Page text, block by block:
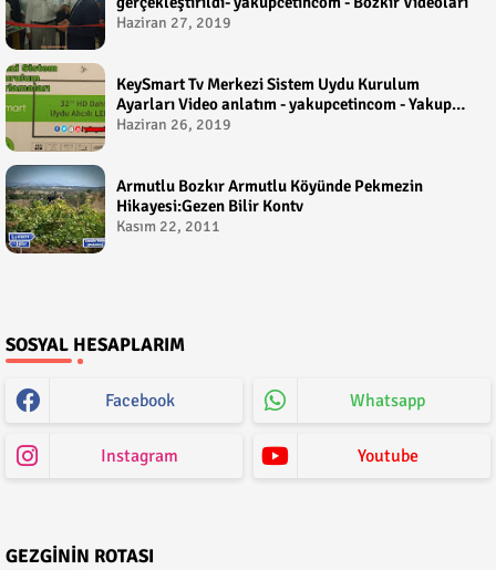
Haziran 27, 2019
KeySmart Tv Merkezi Sistem Uydu Kurulum
Ayarları Video anlatım - yakupcetincom - Yakup
Çetin
Haziran 26, 2019
Armutlu Bozkır Armutlu Köyünde Pekmezin
Hikayesi:Gezen Bilir Kontv
Kasım 22, 2011
SOSYAL HESAPLARIM
Facebook Whatsapp
Instagram Youtube
GEZGININ ROTASI